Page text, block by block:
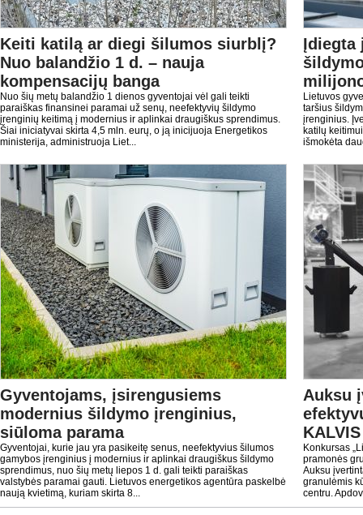
Keiti katilą ar diegi šilumos siurblį?
Nuo balandžio 1 d. – nauja
kompensacijų banga
Nuo šių metų balandžio 1 dienos gyventojai vėl gali teikti
paraiškas finansinei paramai už senų, neefektyvių šildymo
įrenginių keitimą į modernius ir aplinkai draugiškus sprendimus.
Šiai iniciatyvai skirta 4,5 mln. eurų, o ją inicijuoja Energetikos
ministerija, administruoja Liet...
Įdiegta
Lietuvos
taršius
įrenginius.
katilų
išmokėta
Gyventojams, įsirengusiems
modernius šildymo įrenginius,
siūloma parama
Gyventojai, kurie jau yra pasikeitę senus, neefektyvius šilumos
gamybos įrenginius į modernius ir aplinkai draugiškus šildymo
sprendimus, nuo šių metų liepos 1 d. gali teikti paraiškas
valstybės paramai gauti. Lietuvos energetikos agentūra paskelbė
naują kvietimą, kuriam skirta 8...
Auksu
Konkursas
pramonės
Auksu
granulėmis
centru.